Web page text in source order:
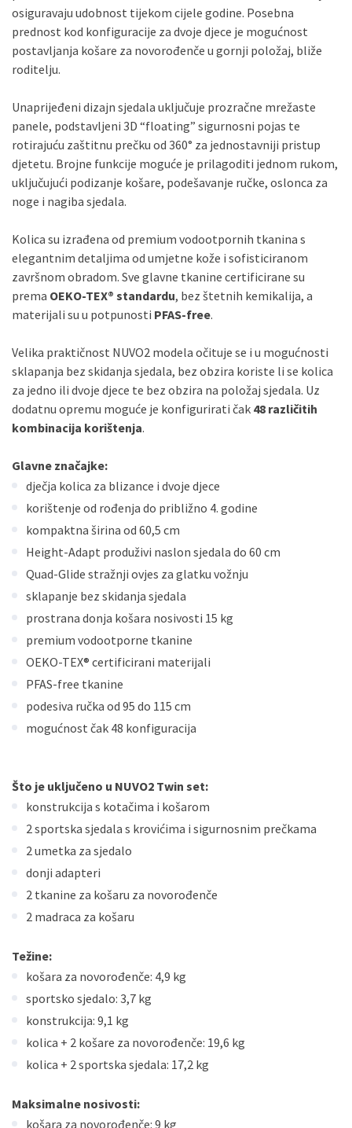
osiguravaju udobnost tijekom cijele godine. Posebna
prednost kod konfiguracije za dvoje djece je mogućnost
postavljanja košare za novorođenče u gornji položaj, bliže
roditelju.
Unaprijeđeni dizajn sjedala uključuje prozračne mrežaste
panele, podstavljeni 3D “floating” sigurnosni pojas te
rotirajuću zaštitnu prečku od 360° za jednostavniji pristup
djetetu. Brojne funkcije moguće je prilagoditi jednom rukom,
uključujući podizanje košare, podešavanje ručke, oslonca za
noge i nagiba sjedala.
Kolica su izrađena od premium vodootpornih tkanina s
elegantnim detaljima od umjetne kože i sofisticiranom
završnom obradom. Sve glavne tkanine certificirane su
prema OEKO-TEX® standardu, bez štetnih kemikalija, a
materijali su u potpunosti PFAS-free.
Velika praktičnost NUVO2 modela očituje se i u mogućnosti
sklapanja bez skidanja sjedala, bez obzira koriste li se kolica
za jedno ili dvoje djece te bez obzira na položaj sjedala. Uz
dodatnu opremu moguće je konfigurirati čak 48 različitih
kombinacija korištenja.
Glavne značajke:
dječja kolica za blizance i dvoje djece
korištenje od rođenja do približno 4. godine
kompaktna širina od 60,5 cm
Height-Adapt produživi naslon sjedala do 60 cm
Quad-Glide stražnji ovjes za glatku vožnju
sklapanje bez skidanja sjedala
prostrana donja košara nosivosti 15 kg
premium vodootporne tkanine
OEKO-TEX® certificirani materijali
PFAS-free tkanine
podesiva ručka od 95 do 115 cm
mogućnost čak 48 konfiguracija
Što je uključeno u NUVO2 Twin set:
konstrukcija s kotačima i košarom
2 sportska sjedala s krovićima i sigurnosnim prečkama
2 umetka za sjedalo
donji adapteri
2 tkanine za košaru za novorođenče
2 madraca za košaru
Težine:
košara za novorođenče: 4,9 kg
sportsko sjedalo: 3,7 kg
konstrukcija: 9,1 kg
kolica + 2 košare za novorođenče: 19,6 kg
kolica + 2 sportska sjedala: 17,2 kg
Maksimalne nosivosti:
košara za novorođenče: 9 kg